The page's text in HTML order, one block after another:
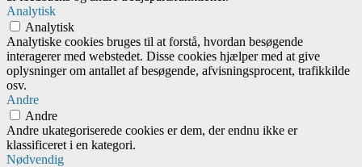
Analytisk
Analytisk
Analytiske cookies bruges til at forstå, hvordan besøgende
interagerer med webstedet. Disse cookies hjælper med at give
oplysninger om antallet af besøgende, afvisningsprocent, trafikkilde
osv.
Andre
Andre
Andre ukategoriserede cookies er dem, der endnu ikke er
klassificeret i en kategori.
Nødvendig